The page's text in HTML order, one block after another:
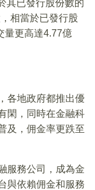
其已發行股份數的
相當於已發行股
量更高達4.77億
各地政府都推出優
閑，同時在金融科
及，佣金率更跌至
服務公司，成為金
與依賴佣金和服務